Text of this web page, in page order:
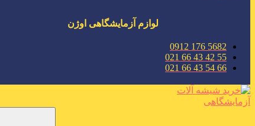
لوازم آزمایشگاهی اوژن
5682 176 0912
55 42 43 66 021
66 54 43 66 021